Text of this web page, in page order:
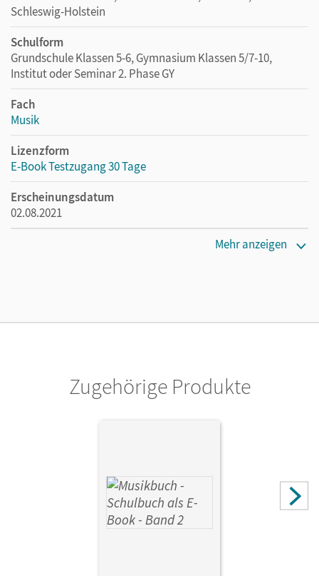
Schleswig-Holstein
Schulform
Grundschule Klassen 5-6, Gymnasium Klassen 5/7-10,
Institut oder Seminar 2. Phase GY
Fach
Musik
Lizenzform
E-Book Testzugang 30 Tage
Erscheinungsdatum
02.08.2021
Ickstadt, Peter; Schumann, Inkeri; Zimmermann, Thomas;
Mehr anzeigen
Zugehörige Produkte